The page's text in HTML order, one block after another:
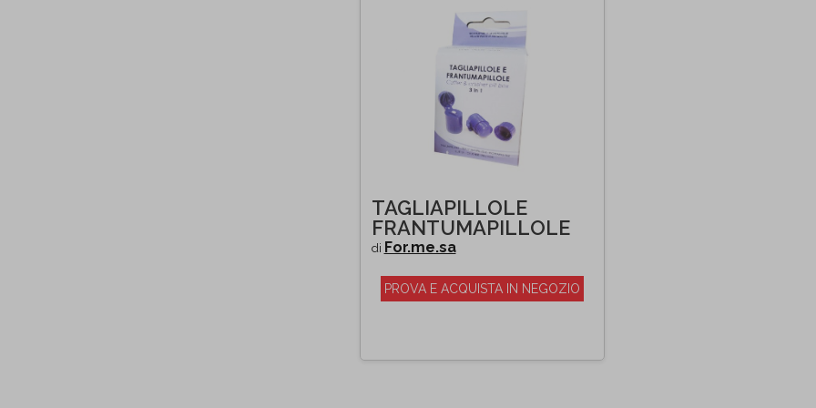
TAGLIAPILLOLE
FRANTUMAPILLOLE
di For.me.sa
PROVA E ACQUISTA IN NEGOZIO